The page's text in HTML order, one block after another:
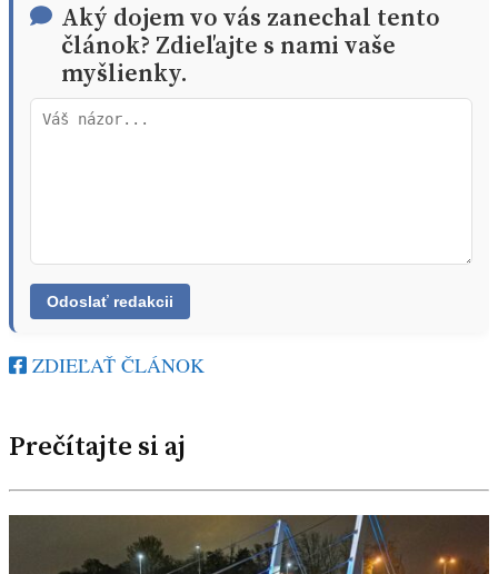
Aký dojem vo vás zanechal tento
článok? Zdieľajte s nami vaše
myšlienky.
ZDIEĽAŤ ČLÁNOK
Prečítajte si aj